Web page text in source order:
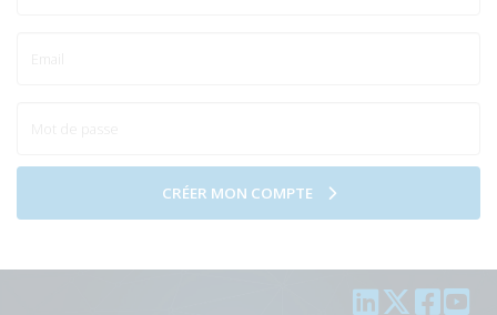
CRÉER MON COMPTE